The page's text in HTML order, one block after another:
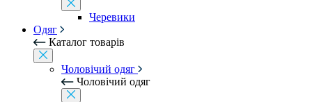
Черевики
Одяг
Каталог товарів
Чоловічий одяг
Чоловічий одяг